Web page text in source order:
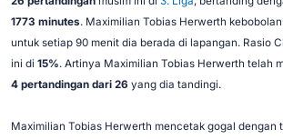
1773 minutes. Maximilian Tobias Herwerth
untuk setiap 90 menit dia berada di lapangan. Rasio
ini di 15%. Artinya Maximilian Tobias Herwerth telah
4 pertandingan dari 26 yang dia tandingi.
Maximilian Tobias Herwerth mencetak gogal dengan